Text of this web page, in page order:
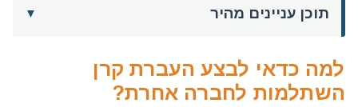
תוכן עניינים מהיר ▼
למה כדאי לבצע העברת קרן
השתלמות לחברה אחרת?